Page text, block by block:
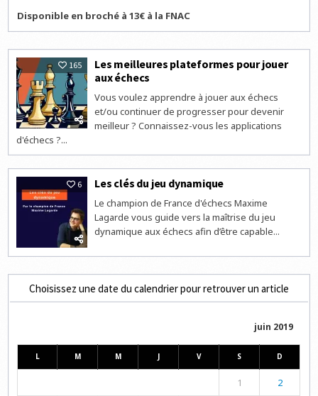
Disponible en broché à 13€ à la FNAC
165
Les meilleures plateformes pour jouer
aux échecs
Vous voulez apprendre à jouer aux échecs
et/ou continuer de progresser pour devenir
meilleur ? Connaissez-vous les applications
d'échecs ?...
6 Les clés du jeu dynamique
Le champion de France d'échecs Maxime
Lagarde vous guide vers la maîtrise du jeu
dynamique aux échecs afin d’être capable...
Choisissez une date du calendrier pour retrouver un article
juin 2019
L M M J V S D
1 2